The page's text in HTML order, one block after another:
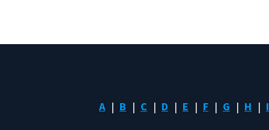
A B C D E F G H I